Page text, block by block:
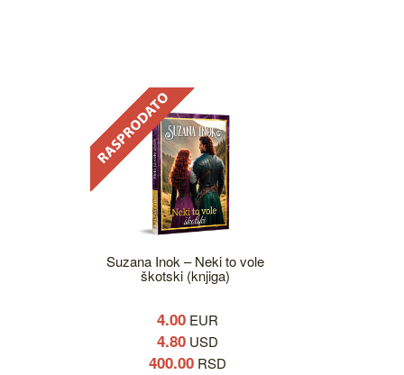
Suzana Inok – Neki to vole
škotski (knjiga)
4.00 EUR
4.80 USD
400.00 RSD